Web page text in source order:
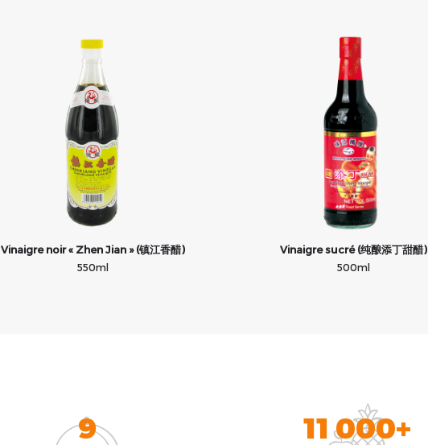
Vinaigre noir « Zhen Jian » (镇江香醋)
550ml
Vinaigre sucré (纯酿添丁甜醋)
500ml
9 11 000+